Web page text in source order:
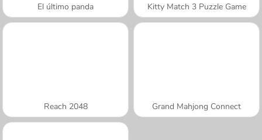
El último panda Kitty Match 3 Puzzle Game
Reach 2048 Grand Mahjong Connect